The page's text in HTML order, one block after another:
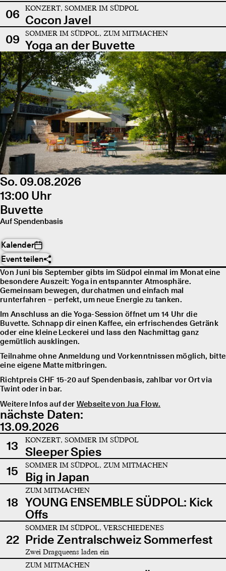
06 KONZERT, SOMMER IM SÜDPOL
Cocon Javel
09
SOMMER IM SÜDPOL, ZUM MITMACHEN
Yoga an der Buvette
So. 09.08.2026
13:00 Uhr
Buvette
Auf Spendenbasis
Kalender
Event teilen
Von Juni bis September gibts im Südpol einmal im Monat eine
besondere Auszeit: Yoga in entspannter Atmosphäre.
Gemeinsam bewegen, durchatmen und einfach mal
runterfahren – perfekt, um neue Energie zu tanken.
Im Anschluss an die Yoga-Session öffnet um 14 Uhr die
Buvette. Schnapp dir einen Kaffee, ein erfrischendes Getränk
oder eine kleine Leckerei und lass den Nachmittag ganz
gemütlich ausklingen.
Teilnahme ohne Anmeldung und Vorkenntnissen möglich, bitte
eine eigene Matte mitbringen.
Richtpreis CHF 15-20 auf Spendenbasis, zahlbar vor Ort via
Twint oder in bar.
Weitere Infos auf der Webseite von Jua Flow.
nächste Daten:
13.09.2026
13
KONZERT, SOMMER IM SÜDPOL
Sleeper Spies
15
SOMMER IM SÜDPOL, ZUM MITMACHEN
Big in Japan
18
ZUM MITMACHEN
YOUNG ENSEMBLE SÜDPOL: Kick
Offs
22
SOMMER IM SÜDPOL, VERSCHIEDENES
Pride Zentralschweiz Sommerfest
Zwei Dragqueens laden ein
ZUM MITMACHEN